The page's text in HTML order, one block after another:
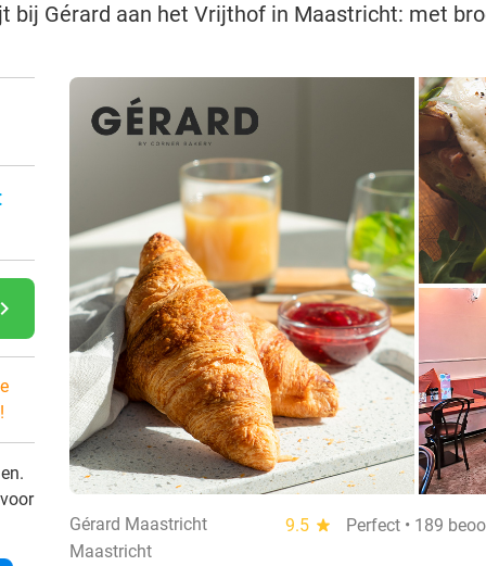
bij Gérard aan het Vrijthof in Maastricht: met
Gérard Maastricht 9.5 star
Perfect • 189
Maastricht